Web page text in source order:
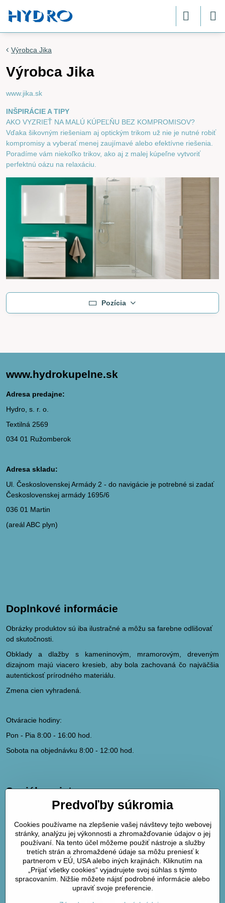
Výrobca Jika
Výrobca Jika
www.jika.sk
INŠPIRÁCIE A TIPY
AKO VYZRIEŤ NA MALÚ KÚPEĽŇU BEZ KOMPROMISOV?
Vďaka šikovným riešeniam aj optickým trikom už nie je nutné robiť
kompromisy a vyberať menej zaujímavé alebo efektívne riešenia.
Poradíme vám niekoľko trikov, ako aj z malej kúpeľne vytvoriť
perfektnú oázu na relaxáciu.
Pozícia
www.hydrokupelne.sk
Adresa predajne:
Hydro, s. r. o.
Textilná 2569
034 01 Ružomberok
Adresa skladu:
Ul. Československej Armády 2 - do navigácie je potrebné si zadať
Československej armády 1695/6
036 01 Martin
(areál ABC plyn)
Doplnkové informácie
Obrázky produktov sú iba ilustračné a môžu sa farebne odlišovať
od skutočnosti.
Obklady a dlažby s kameninovým, mramorovým, dreveným
dizajnom majú viacero kresieb, aby bola zachovaná čo najväčšia
autentickosť prírodného materiálu.
Zmena cien vyhradená.
Otváracie hodiny:
Pon - Pia 8:00 - 16:00 hod.
Sobota na objednávku 8:00 - 12:00 hod.
Sociálne siete
hydrodk@hydrodk.sk
Facebook
Instagram
Pinterest
Mapa
Predvoľby súkromia
Cookies používame na zlepšenie vašej návštevy tejto webovej
stránky, analýzu jej výkonnosti a zhromažďovanie údajov o jej
používaní. Na tento účel môžeme použiť nástroje a služby
tretích strán a zhromaždené údaje sa môžu preniesť k
partnerom v EÚ, USA alebo iných krajinách. Kliknutím na
„Prijať všetky cookies“ vyjadrujete svoj súhlas s týmto
spracovaním. Nižšie môžete nájsť podrobné informácie alebo
upraviť svoje preferencie.